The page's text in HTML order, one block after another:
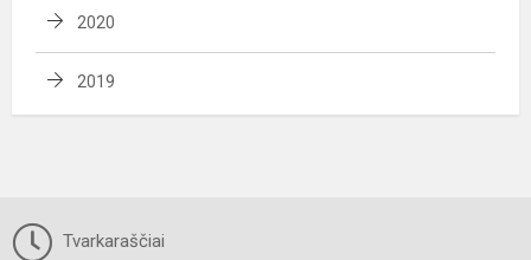
2020
2019
Tvarkaraščiai